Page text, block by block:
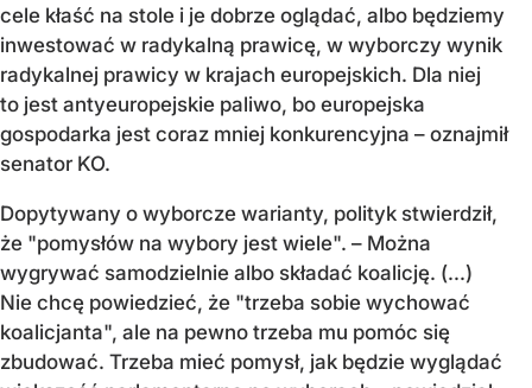
cele kłaść na stole i je dobrze oglądać, albo będziemy
inwestować w radykalną prawicę, w wyborczy wynik
radykalnej prawicy w krajach europejskich. Dla niej
to jest antyeuropejskie paliwo, bo europejska
gospodarka jest coraz mniej konkurencyjna – oznajmił
senator KO.
Dopytywany o wyborcze warianty, polityk stwierdził,
że "pomysłów na wybory jest wiele". – Można
wygrywać samodzielnie albo składać koalicję. (...)
Nie chcę powiedzieć, że "trzeba sobie wychować
koalicjanta", ale na pewno trzeba mu pomóc się
zbudować. Trzeba mieć pomysł, jak będzie wyglądać